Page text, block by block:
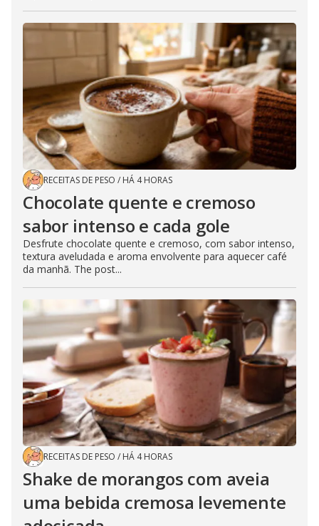
RECEITAS DE PESO / HÁ 4 HORAS
Chocolate quente e cremoso
sabor intenso e cada gole
Desfrute chocolate quente e cremoso, com sabor intenso,
textura aveludada e aroma envolvente para aquecer café
da manhã. The post...
RECEITAS DE PESO / HÁ 4 HORAS
Shake de morangos com aveia
uma bebida cremosa levemente